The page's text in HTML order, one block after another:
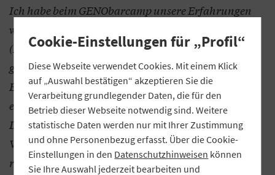
Ich habe beim GENObarcamp unsere Erfahrungen
weitergegeben, wie wir die Themen Kundenrelevanz
(Persona-Ansatz) und Technik angehen. Dazu
gehören regelmäßige Blogbeiträge,
Beraterbewertungen, Suchmaschinenwerbung und
eine für mobile Endgeräte optimierte Landingpage.
Die Bewerbung aktueller Konditionen und die
Verknüpfung mit anderen relevanten Themenseiten
runden das Konzept ab. Meine Tipps an die Kollegen:
Cookie-Einstellungen für „Profil“
Diese Webseite verwendet Cookies. Mit einem Klick
auf „Auswahl bestätigen“ akzeptieren Sie die
Verarbeitung grundlegender Daten, die für den
Betrieb dieser Webseite notwendig sind. Weitere
statistische Daten werden nur mit Ihrer Zustimmung
und ohne Personenbezug erfasst. Über die Cookie-
Einstellungen in den Datenschutzhinweisen können
Sie Ihre Auswahl jederzeit bearbeiten und